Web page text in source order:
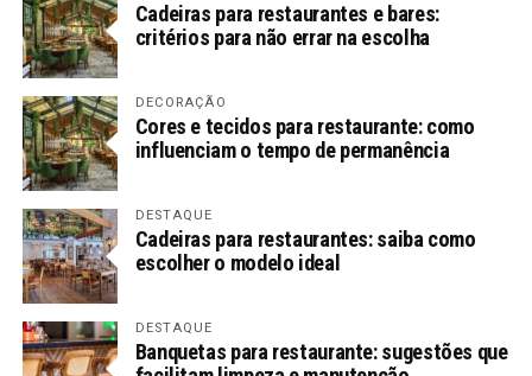
Cadeiras para restaurantes e bares:
critérios para não errar na escolha
DECORAÇÃO
Cores e tecidos para restaurante: como
influenciam o tempo de permanência
DESTAQUE
Cadeiras para restaurantes: saiba como
escolher o modelo ideal
DESTAQUE
Banquetas para restaurante: sugestões que